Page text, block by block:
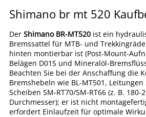
Shimano br mt 520
Der Shimano BR-MT520 ist ein
Bremssattel für MTB- und
hinten montierbar ist (Post-Mount-
Belägen D01S und Mineralöl-
Beachten Sie bei der Anschaffung die
Bremshebeln wie BL-MT501, Leitungen
Scheiben SM-RT70/SM-RT66 (z. B. 180-
Durchmesser); er ist nicht
erfordert Einlaufzeit für optimale